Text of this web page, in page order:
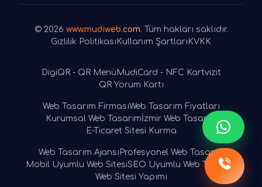
© 2026 www.mudiweb.com. Tüm hakları saklıdır.
Gizlilik Politikası Kullanım Şartları KVKK
DigiQR - QR Menü MudiCard - NFC Kartvizit
QR Yorum Kartı
Web Tasarım FirmasıWeb Tasarım Fiyatları
Kurumsal Web Tasarım İzmir Web Tasarım
E-Ticaret Sitesi Kurma
Web Tasarım Ajansı Profesyonel Web Tasarım
Mobil Uyumlu Web SitesiSEO Uyumlu Web Tasarım
Web Sitesi Yapımı